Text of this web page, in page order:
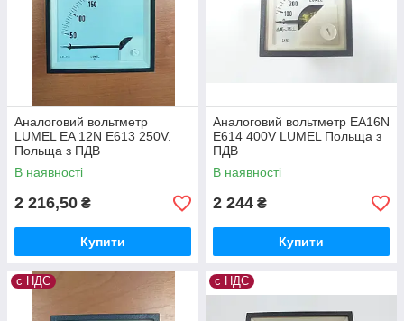
Аналоговий вольтметр
LUMEL EA 12N E613 250V.
Польща з ПДВ
В наявності
2 216,50 ₴
Купити
Аналоговий вольтметр EA16N
E614 400V LUMEL Польща з
ПДВ
В наявності
2 244 ₴
Купити
с НДС с НДС